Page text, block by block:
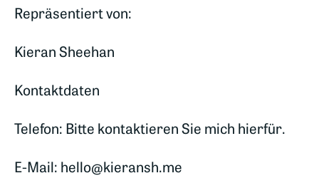
Repräsentiert von:
Kieran Sheehan
Kontaktdaten
Telefon: Bitte kontaktieren Sie mich hierfür.
E-Mail: hello@kieransh.me